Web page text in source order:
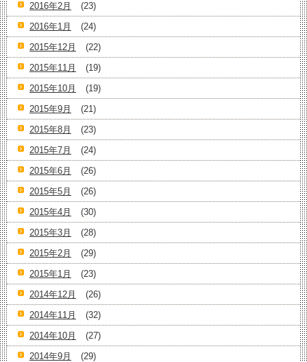
2016年2月
(23)
2016年1月
(24)
2015年12月
(22)
2015年11月
(19)
2015年10月
(19)
2015年9月
(21)
2015年8月
(23)
2015年7月
(24)
2015年6月
(26)
2015年5月
(26)
2015年4月
(30)
2015年3月
(28)
2015年2月
(29)
2015年1月
(23)
2014年12月
(26)
2014年11月
(32)
2014年10月
(27)
2014年9月
(29)